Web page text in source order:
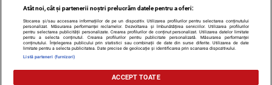
Contact Despre noi Termeni și condiții
Citarea se poate face în limita a 250 de semne. Nici o instituţie sau persoană
(site-uri, instituţii mass-media, firme de monitorizare) nu poate reproduce
Atât noi, cât și partenerii noștri prelucrăm datele pentru a oferi:
Stocarea și/sau accesarea informațiilor de pe un dispozitiv. Utilizarea profilurilor pentru selectarea conținutului
personalizat. Măsurarea performanței reclamelor. Dezvoltarea și îmbunătățirea serviciilor. Utilizarea profilurilor
pentru selectarea publicității personalizate. Crearea profilurilor de conținut personalizat. Utilizarea datelor limitate
pentru a selecta conținutul. Crearea profilurilor pentru publicitate personalizată. Măsurarea performanței
conținutului. Înțelegerea publicului prin statistici sau combinații de date din surse diferite. Utilizarea de date
limitate pentru a selecta publicitatea. Date precise de geolocație și identificarea prin scanarea dispozitivului.
Listă parteneri (furnizori)
ACCEPT TOATE